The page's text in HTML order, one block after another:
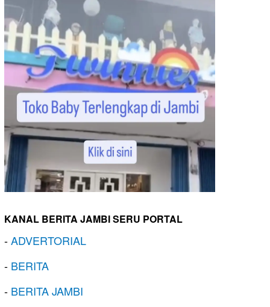
KANAL BERITA JAMBI SERU PORTAL
-ADVERTORIAL
- BERITA
- BERITA JAMBI